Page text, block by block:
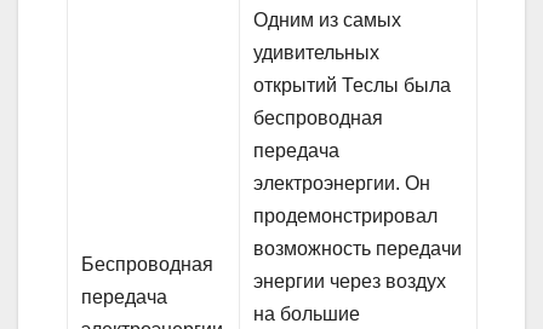
Беспроводная
передача
Одним из самых
удивительных
открытий Теслы была
беспроводная
передача
электроэнергии. Он
продемонстрировал
возможность передачи
энергии через воздух
на большие